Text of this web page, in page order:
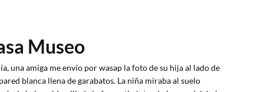
Museo
una amiga me envío por wasap la foto de su hija al lado de
blanca llena de garabatos. La niña miraba al suelo